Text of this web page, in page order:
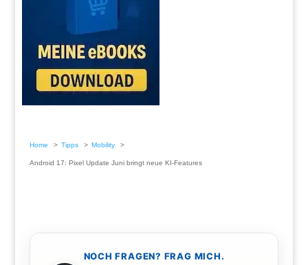
Home Tipps Mobility
Android 17: Pixel Update Juni bringt neue KI-Features
NOCH FRAGEN? FRAG MICH.